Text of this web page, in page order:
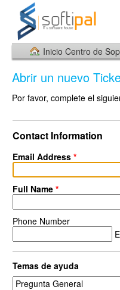
Inicio Centro de
Abrir un nuevo
Por favor, complete el
Contact Information
Email Address *
Full Name *
Phone Number
Temas de ayuda